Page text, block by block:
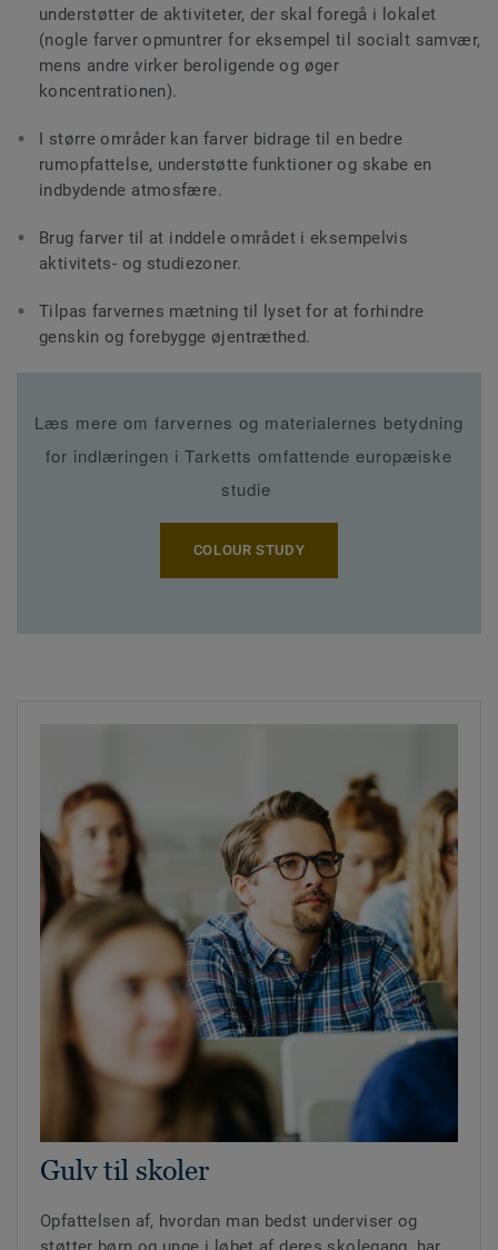
understøtter de aktiviteter, der skal foregå i lokalet
(nogle farver opmuntrer for eksempel til socialt samvær,
mens andre virker beroligende og øger
koncentrationen).
I større områder kan farver bidrage til en bedre
rumopfattelse, understøtte funktioner og skabe en
indbydende atmosfære.
Brug farver til at inddele området i eksempelvis
aktivitets- og studiezoner.
Tilpas farvernes mætning til lyset for at forhindre
genskin og forebygge øjentræthed.
Læs mere om farvernes og materialernes betydning
for indlæringen i Tarketts omfattende europæiske
studie
COLOUR STUDY
Gulv til skoler
Opfattelsen af, hvordan man bedst underviser og